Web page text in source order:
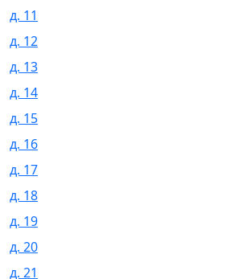
д. 11
д. 12
д. 13
д. 14
д. 15
д. 16
д. 17
д. 18
д. 19
д. 20
д. 21